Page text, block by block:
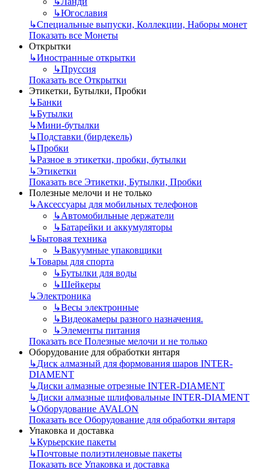
↳Югославия
↳Специальные выпуски, Коллекции, Наборы монет
Показать все Монеты
Открытки
↳Иностранные открытки
↳Пруссия
Показать все Открытки
Этикетки, Бутылки, Пробки
↳Банки
↳Бутылки
↳Мини-бутылки
↳Подставки (бирдекель)
↳Пробки
↳Разное в этикетки, пробки, бутылки
↳Этикетки
Показать все Этикетки, Бутылки, Пробки
Полезные мелочи и не только
↳Аксессуары для мобильных телефонов
↳Автомобильные держатели
↳Батарейки и аккумуляторы
↳Бытовая техника
↳Вакуумные упаковщики
↳Товары для спорта
↳Бутылки для воды
↳Шейкеры
↳Электроника
↳Весы электронные
↳Видеокамеры разного назначения.
↳Элементы питания
Показать все Полезные мелочи и не только
Оборудование для обработки янтаря
↳Диск алмазный для формования шаров INTER-
DIAMENT
↳Диски алмазные отрезные INTER-DIAMENT
↳Диски алмазные шлифовальные INTER-DIAMENT
↳Оборудование AVALON
Показать все Оборудование для обработки янтаря
Упаковка и доставка
↳Курьерские пакеты
↳Почтовые полиэтиленовые пакеты
Показать все Упаковка и доставка